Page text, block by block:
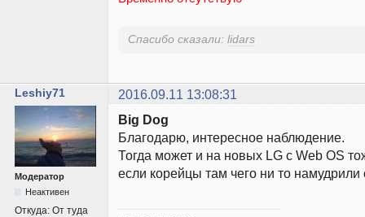
Спасибо сказали: lidars
Leshiy71 2016.09.11 13:08:31
Модератор
Неактивен
Откуда: От туда
Big Dog
Благодарю, интересное наблюдение.
Тогда может и на новых LG с Web OS
если корейцы там чего ни то намудрили